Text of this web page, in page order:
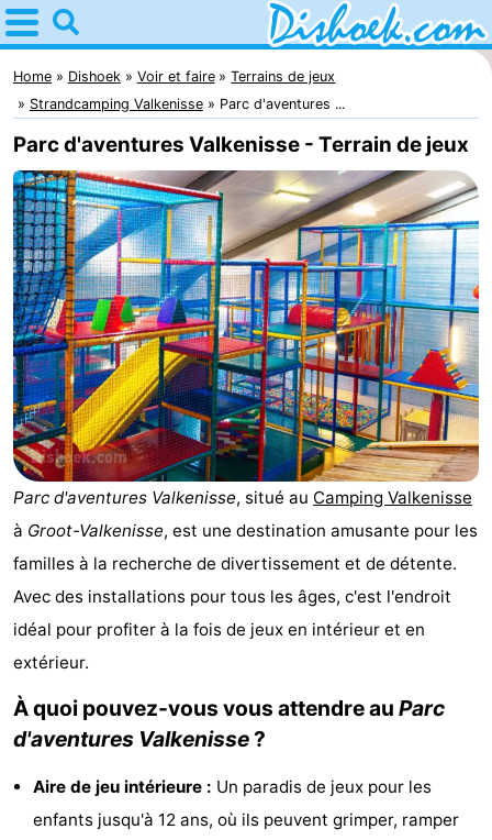
Home
Dishoek
Astuces
Avec
les
enfants
Passer
la
nuit
Appartements
-
Duinhof
Klein
Dishoek
-
Martina
-
Noordzee
Résidence
Dishoek
Campings
Chambre
d'hôtes
Chaumières
-
Duinhof
Klein
-
Duinzicht
-
Meerpaal
Home Dishoek Voir et faire
Terrains de jeux
Strandcamping Valkenisse
Parc d'aventures ...
Parc d'aventures Valkenisse - Terrain de jeux
Parc d'aventures Valkenisse, situé au Camping Valkenisse
à Groot-Valkenisse, est une destination amusante pour les
familles à la recherche de divertissement et de détente.
Avec des installations pour tous les âges, c'est l'endroit
idéal pour profiter à la fois de jeux en intérieur et en
extérieur.
À quoi pouvez-vous vous attendre au Parc
d'aventures Valkenisse?
Aire de jeu intérieure : Un paradis de jeux pour les
enfants jusqu'à 12 ans, où ils peuvent grimper, ramper